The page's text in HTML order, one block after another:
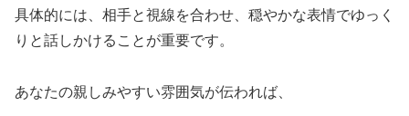
具体的には、相手と視線を合わせ、穏やかな表情でゆっく
りと話しかけることが重要です。
あなたの親しみやすい雰囲気が伝われば、